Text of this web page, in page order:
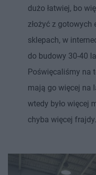
dużo łatwiej, bo
złożyć z gotowych
sklepach, w
do budowy 30-40
Poświęcaliśmy na
mają go więcej na
wtedy było więcej
chyba więcej frajdy.